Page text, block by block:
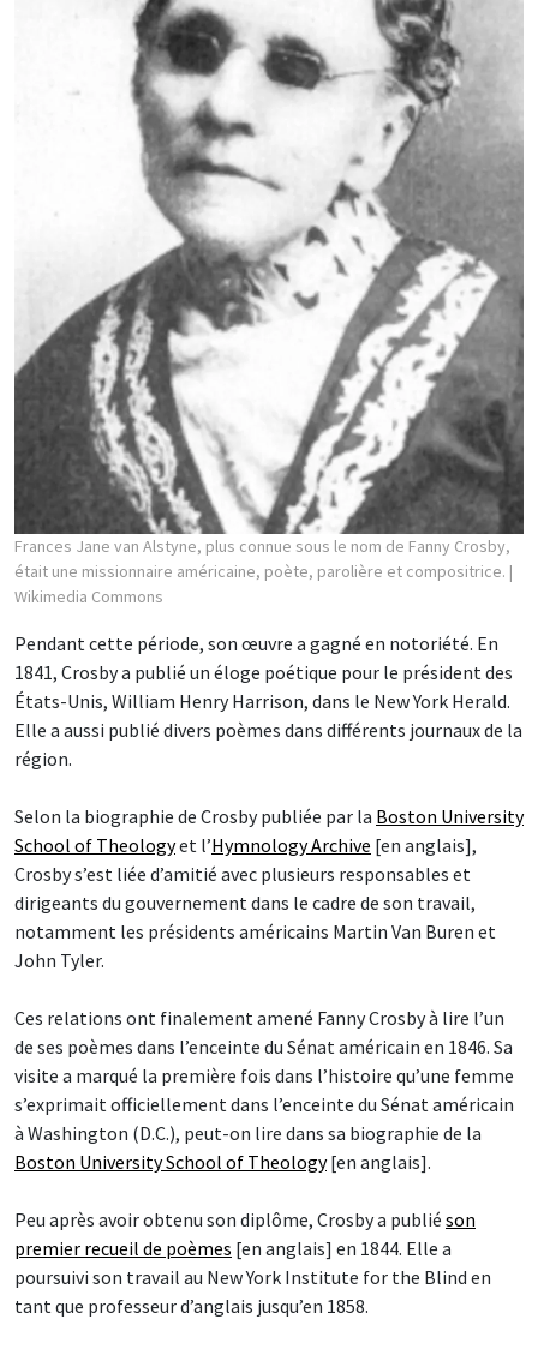
Frances Jane van Alstyne, plus connue sous le nom de Fanny Crosby,
était une missionnaire américaine, poète, parolière et compositrice. |
Wikimedia Commons
Pendant cette période, son œuvre a gagné en notoriété. En
1841, Crosby a publié un éloge poétique pour le président des
États-Unis, William Henry Harrison, dans le New York Herald.
Elle a aussi publié divers poèmes dans différents journaux de la
région.
Selon la biographie de Crosby publiée par la Boston University
School of Theologyet l’Hymnology Archive [en anglais],
Crosby s’est liée d’amitié avec plusieurs responsables et
dirigeants du gouvernement dans le cadre de son travail,
notamment les présidents américains Martin Van Buren et
John Tyler.
Ces relations ont finalement amené Fanny Crosby à lire l’un
de ses poèmes dans l’enceinte du Sénat américain en 1846. Sa
visite a marqué la première fois dans l’histoire qu’une femme
s’exprimait officiellement dans l’enceinte du Sénat américain
à Washington (D.C.), peut-on lire dans sa biographie de la
Boston University School of Theology[en anglais].
Peu après avoir obtenu son diplôme, Crosby a publié son
premier recueil de poèmes [en anglais] en 1844. Elle a
poursuivi son travail au New York Institute for the Blind en
tant que professeur d’anglais jusqu’en 1858.